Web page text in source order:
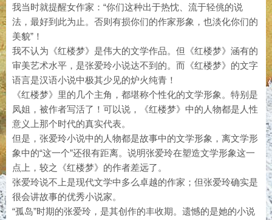
我当时就提醒女作家：“你们这种出于热忱、流于轻佻的说
法，最好到此为止。否则有损你们的作家形象，也淡化你们的
美貌”！
我不认为《红楼梦》是伟大的文学作品。但《红楼梦》涵有的
审美艺术水平，是张爱玲小说达不到的。而《红楼梦》的文字
语言是汉语小说中极其少见的炉火纯青！
《红楼梦》里的几个主角，都堪称个性化的文学形象。特别是
凤姐，被作者写活了！可以说，《红楼梦》中的人物都是人性
意义上那个时代的真实代表。
但是，张爱玲小说中的人物都是故事中的文学形象，离文学形
象中的“这一个”还很有距离。说明张爱玲在塑造文学形象这一
点上，较之《红楼梦》的作者差远了。
张爱玲说不上是现代文学中多么卓越的作家；但张爱玲确实是
很会讲故事的优秀小说家。
“孤岛”时期的张爱玲，是其创作的丰收期。遗憾的是她的小说